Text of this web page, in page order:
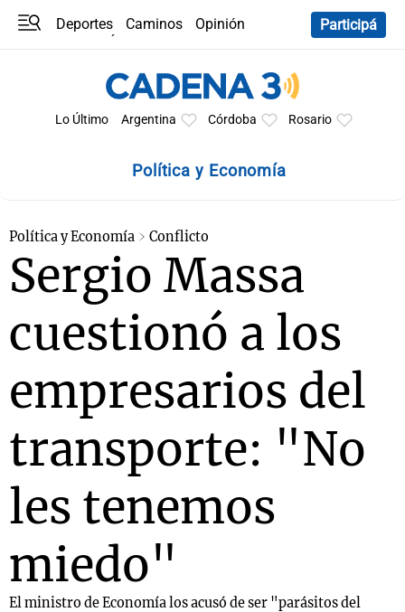
Deportes Caminos
Opinión
Participá
Lo Último Argentina Córdoba Rosario
Política y Economía
Política y Economía Conflicto
Sergio Massa
cuestionó a los
empresarios del
transporte: "No
les tenemos
miedo"
El ministro de Economía los acusó de ser "parásitos del